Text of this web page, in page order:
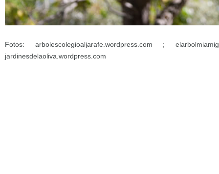
Fotos: arbolescolegioaljarafe.wordpress.com ;
jardinesdelaoliva.wordpress.com